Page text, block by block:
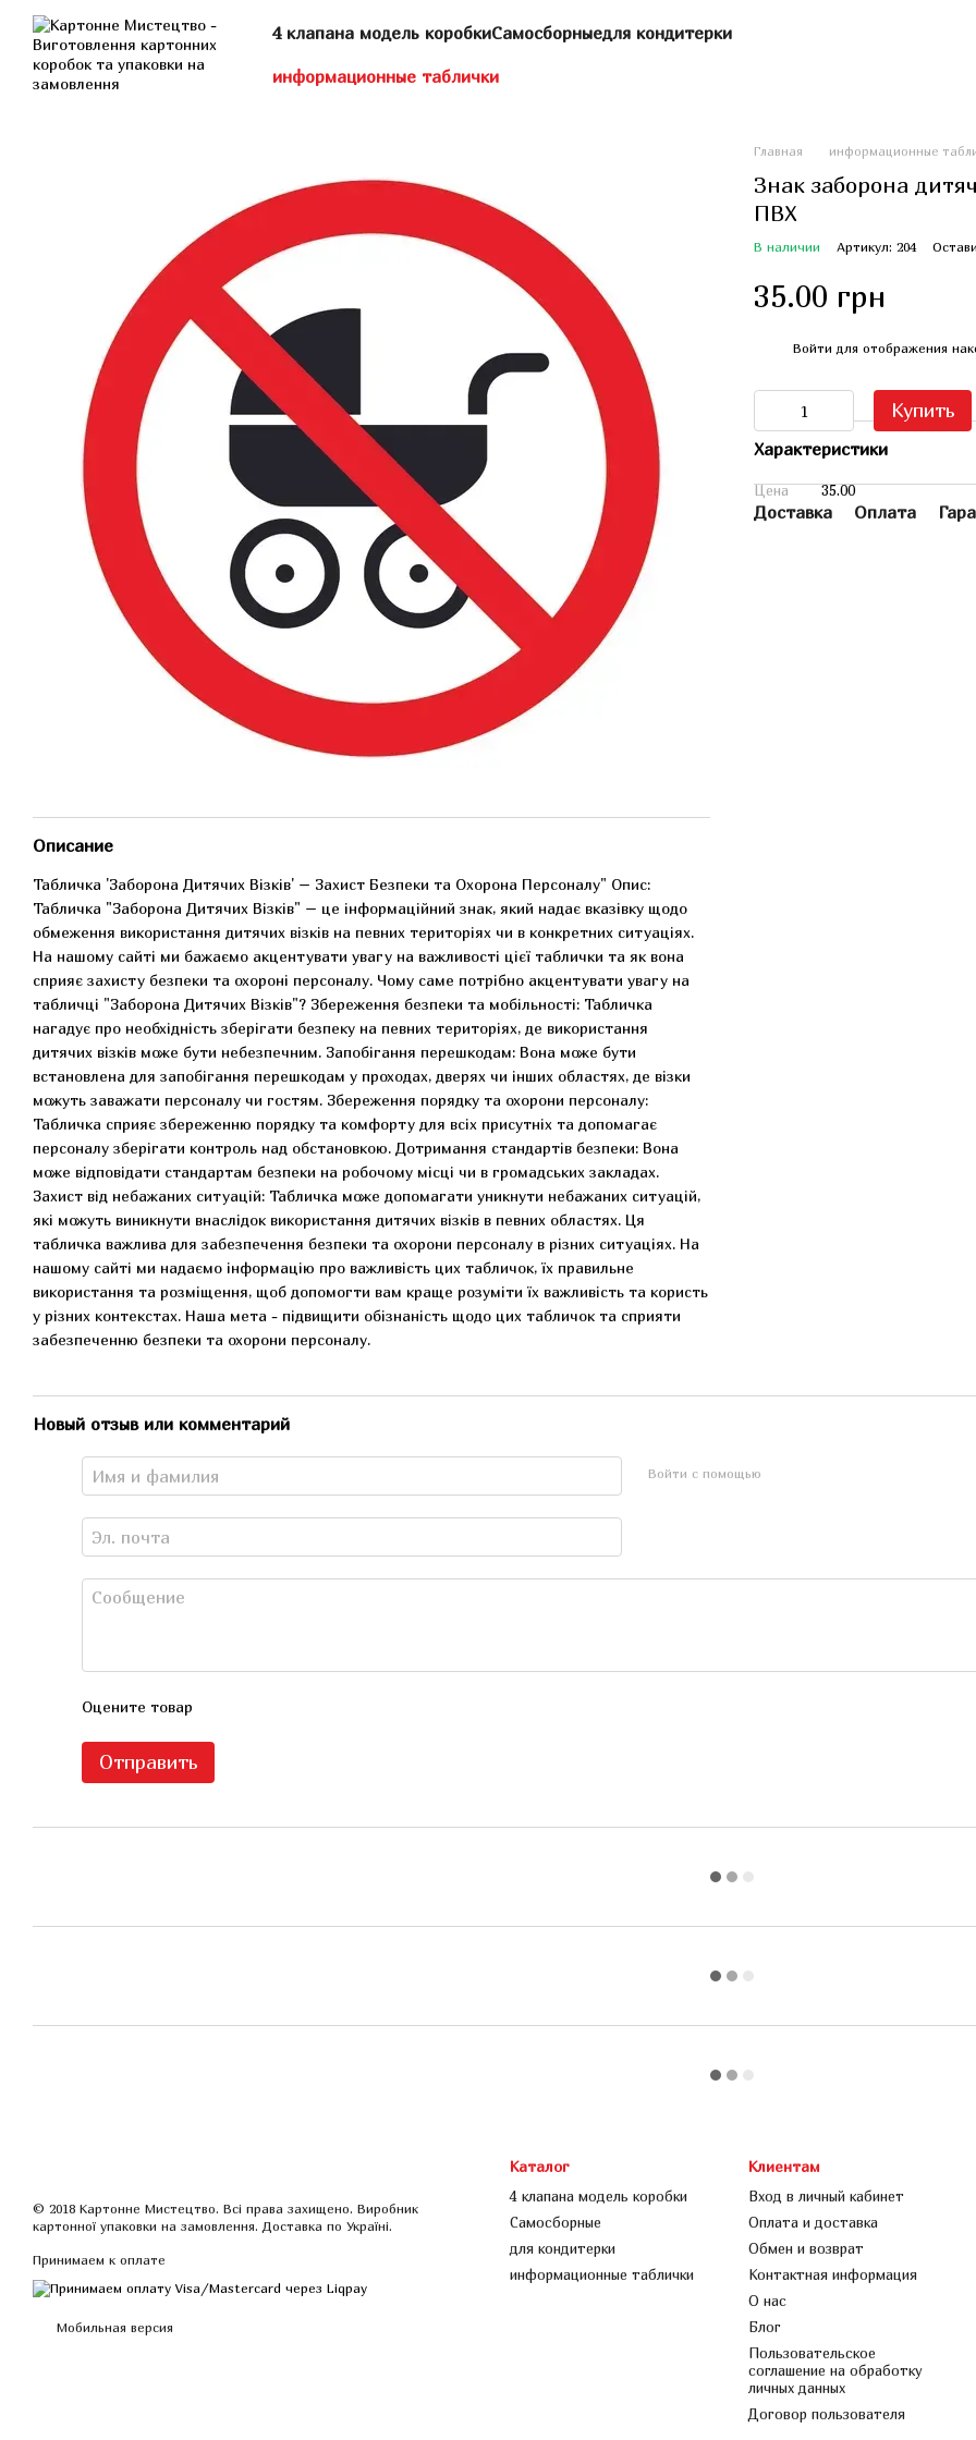
Перейти к основному контенту
4 клапана модель коробкиСамосборныедля кондитерки
информационные таблички
Описание
Табличка 'Заборона Дитячих Візків' – Захист Безпеки та Охорона Персоналу" Опис:
Табличка "Заборона Дитячих Візків" – це інформаційний знак, який надає вказівку щодо
обмеження використання дитячих візків на певних територіях чи в конкретних ситуаціях.
На нашому сайті ми бажаємо акцентувати увагу на важливості цієї таблички та як вона
сприяє захисту безпеки та охороні персоналу. Чому саме потрібно акцентувати увагу на
табличці "Заборона Дитячих Візків"? Збереження безпеки та мобільності: Табличка
нагадує про необхідність зберігати безпеку на певних територіях, де використання
дитячих візків може бути небезпечним. Запобігання перешкодам: Вона може бути
встановлена для запобігання перешкодам у проходах, дверях чи інших областях, де візки
можуть заважати персоналу чи гостям. Збереження порядку та охорони персоналу:
Табличка сприяє збереженню порядку та комфорту для всіх присутніх та допомагає
персоналу зберігати контроль над обстановкою. Дотримання стандартів безпеки: Вона
може відповідати стандартам безпеки на робочому місці чи в громадських закладах.
Захист від небажаних ситуацій: Табличка може допомагати уникнути небажаних ситуацій,
які можуть виникнути внаслідок використання дитячих візків в певних областях. Ця
табличка важлива для забезпечення безпеки та охорони персоналу в різних ситуаціях. На
нашому сайті ми надаємо інформацію про важливість цих табличок, їх правильне
використання та розміщення, щоб допомогти вам краще розуміти їх важливість та користь
у різних контекстах. Наша мета - підвищити обізнаність щодо цих табличок та сприяти
забезпеченню безпеки та охорони персоналу.
Главная информационные
Знак заборона
ПВХ
В наличии Артикул: 204
35.00 грн
Войти для отображения
Купить
Характеристики
Цена 35.00
Доставка Оплата
Новый отзыв или комментарий
Войти с помощью
Оцените товар
Отправить
© 2018 Картонне Мистецтво. Всі права захищено. Виробник
картонної упаковки на замовлення. Доставка по Україні.
Принимаем к оплате
Мобильная версия
Каталог
4 клапана модель коробки
Самосборные
для кондитерки
информационные таблички
Клиентам
Вход в личный кабинет
Оплата и доставка
Обмен и возврат
Контактная информация
О нас
Блог
Пользовательское
соглашение на обработку
личных данных
Договор пользователя